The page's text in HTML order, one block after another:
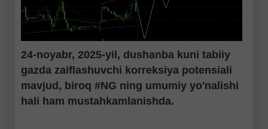
24-noyabr, 2025-yil, dushanba kuni tabiiy
gazda zaiflashuvchi korreksiya potensiali
mavjud, biroq #NG ning umumiy yo'nalishi
hali ham mustahkamlanishda.